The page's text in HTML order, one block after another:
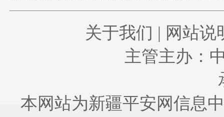
关于我们 | 网站说
主管主办：
本网站为新疆平安网信息